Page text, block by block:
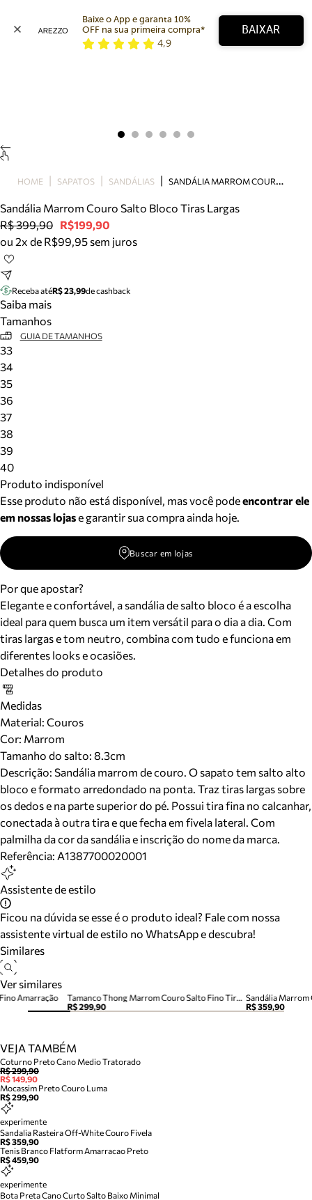
Bolsa
Tamanco
Tênis
Mule
Tire dúvidas sobre pedidos, devoluções e mais.
Meus pedidos
Acompanhe seus pedidos e solicite devoluções.
Baixe o App e garanta 10%
OFF na sua primeira compra*
4,9
BAIXAR
HOME SAPATOS SANDÁLIAS S
ANDÁLIA MARROM COURO SALTO BLOCO TIRAS LARGAS
Sandália Marrom Couro Salto Bloco Tiras Largas
R$ 399,90 R$199,90
ou 2x de R$99,95 sem juros
Receba atéR$ 23,99de cashback
Saiba mais
Tamanhos
GUIA DE TAMANHOS
33
34
35
36
37
38
39
40
Produto indisponível
Esse produto não está disponível, mas você podeencontrar ele
em nossas lojase garantir sua compra ainda hoje.
Buscar em lojas
Por que apostar?
Elegante e confortável, a sandália de salto bloco é a escolha
ideal para quem busca um item versátil para o dia a dia. Com
tiras largas e tom neutro, combina com tudo e funciona em
diferentes looks e ocasiões.
Detalhes do produto
Medidas
Material: Couros
Cor: Marrom
Tamanho do salto: 8.3cm
Descrição: Sandália marrom de couro. O sapato tem salto alto
bloco e formato arredondado na ponta. Traz tiras largas sobre
os dedos e na parte superior do pé. Possui tira fina no calcanhar,
conectada à outra tira e que fecha em fivela lateral. Com
palmilha da cor da sandália e inscrição do nome da marca.
Referência: A1387700020001
Assistente de estilo
Ficou na dúvida se esse é o produto ideal? Fale com nossa
assistente virtual de estilo no WhatsApp e descubra!
Similares
Ver similares
Tamanco Thong Marrom Couro Salto Fino Tira Dedo
R$ 299,90
Sandália Marrom
R$ 359,90
Amarração
VEJA TAMBÉM
Coturno Preto Cano Medio Tratorado
R$ 299,90
R$ 149,90
Mocassim Preto Couro Luma
R$ 299,90
experimente
Sandalia Rasteira Off-White Couro Fivela
R$ 359,90
Tenis Branco Flatform Amarracao Preto
R$ 459,90
experimente
Bota Preta Cano Curto Salto Baixo Minimal